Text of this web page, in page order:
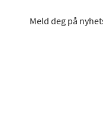
Meld deg på